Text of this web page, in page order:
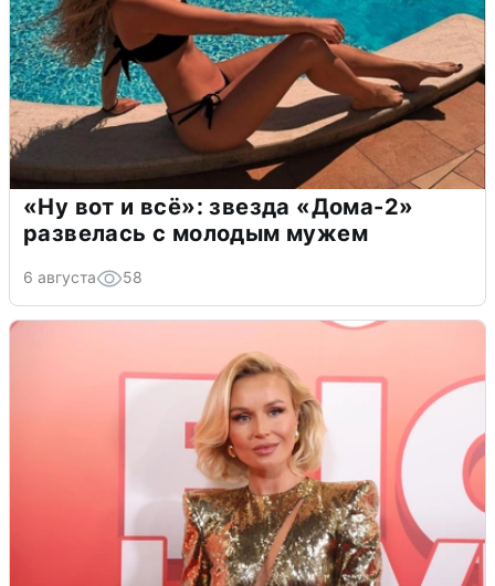
«Ну вот и всё»: звезда «Дома-2»
развелась с молодым мужем
6 августа 58